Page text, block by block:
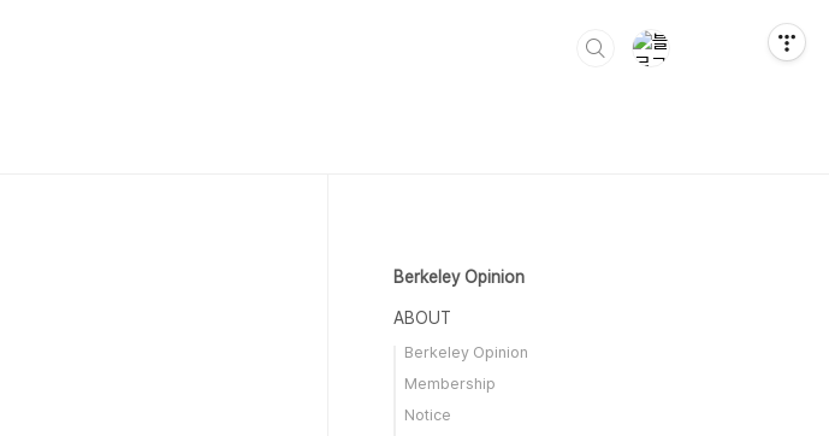
Berkeley Opinion
ABOUT
Berkeley Opinion
Membership
Notice